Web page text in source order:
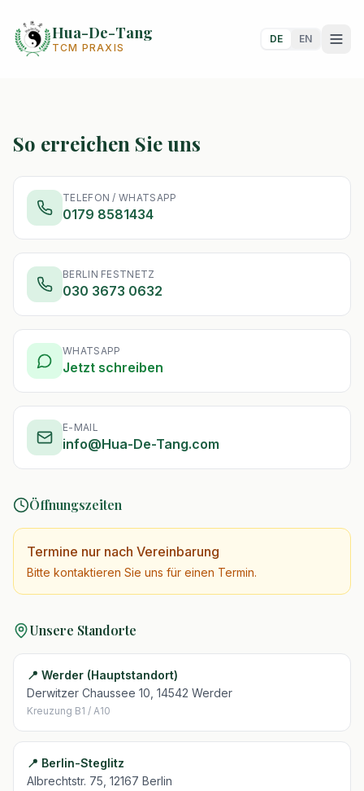
Hua-De-Tang
TCM PRAXIS
DE EN
Schreiben Sie uns oder rufen Sie uns an – wir melden uns so
schnell wie möglich bei Ihnen.
So erreichen Sie uns
TELEFON / WHATSAPP
0179 8581434
BERLIN FESTNETZ
030 3673 0632
WHATSAPP
Jetzt schreiben
E-MAIL
info@Hua-De-Tang.com
Öffnungszeiten
Termine nur nach Vereinbarung
Bitte kontaktieren Sie uns für einen Termin.
Unsere Standorte
📍 Werder (Hauptstandort)
Derwitzer Chaussee 10 14542 Werder
Kreuzung B1 / A10
📍 Berlin-Steglitz
Albrechtstr. 75 12167 Berlin